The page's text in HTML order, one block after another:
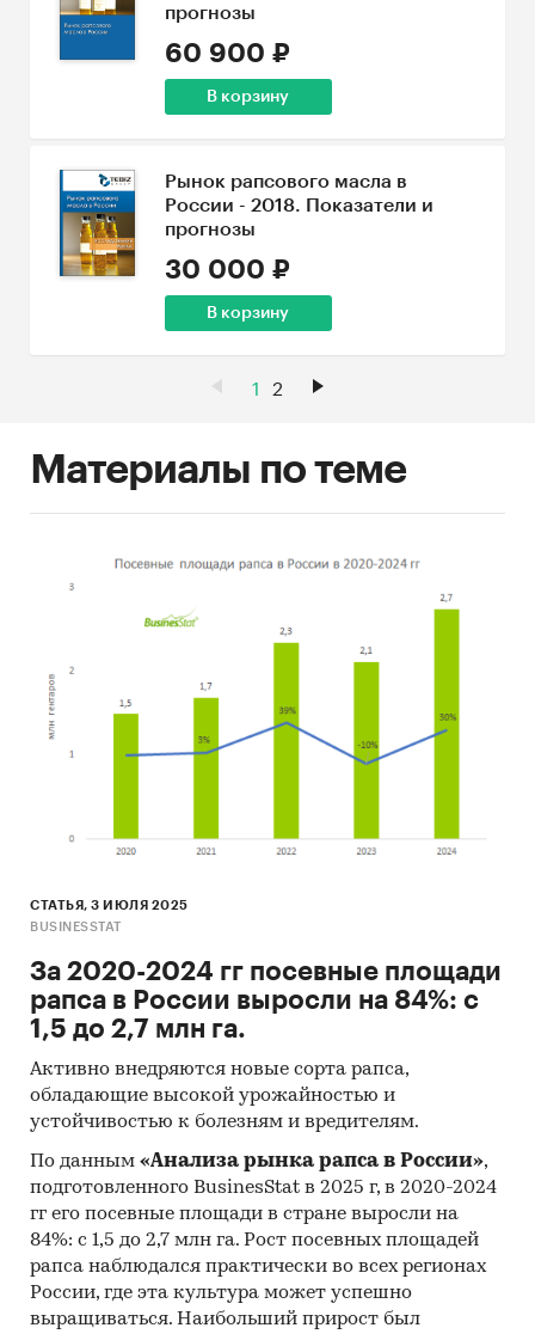
прогнозы
60 900 ₽
В корзину
Рынок рапсового масла в
России - 2018. Показатели и
прогнозы
30 000 ₽
В корзину
1 2
Материалы по теме
СТАТЬЯ, 3 ИЮЛЯ 2025
BUSINESSTAT
За 2020-2024 гг посевные площади
рапса в России выросли на 84%: с
1,5 до 2,7 млн га.
Активно внедряются новые сорта рапса,
обладающие высокой урожайностью и
устойчивостью к болезням и вредителям.
По данным «Анализа рынка рапса в России»,
подготовленного BusinesStat в 2025 г, в 2020-2024
гг его посевные площади в стране выросли на
84%: с 1,5 до 2,7 млн га. Рост посевных площадей
рапса наблюдался практически во всех регионах
России, где эта культура может успешно
выращиваться. Наибольший прирост был